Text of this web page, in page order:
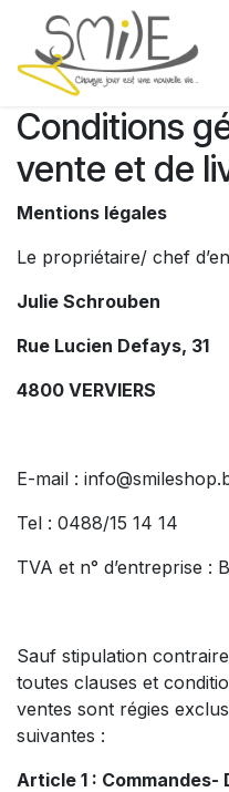
Se rendre au contenu
Conditions
vente et de
Mentions légales
Le propriétaire/ chef
Julie Schrouben
Rue Lucien Defays, 31
4800 VERVIERS
E-mail :
Tel : 0488/15 14 14
TVA et n° d’entreprise :
Sauf stipulation
toutes clauses et
ventes sont régies
suivantes :
Article 1 :